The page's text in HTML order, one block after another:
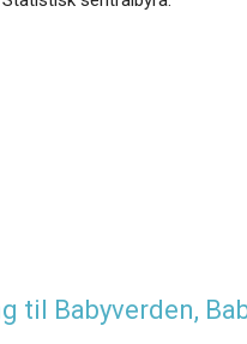
til Babyverden,